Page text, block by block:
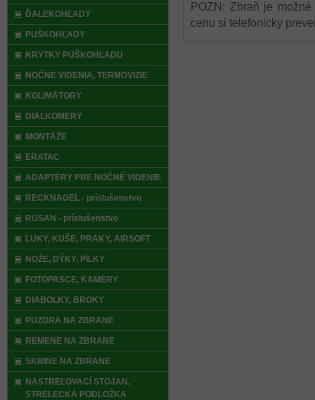
POZN: Zbraň je
cenu si telefonicky
ĎALEKOHĽADY
PUŠKOHĽADY
KRYTKY PUŠKOHĽADU
NOČNÉ VIDENIA, TERMOVÍZIE
KOLIMÁTORY
DIAĽKOMERY
MONTÁŽE
ERATAC
ADAPTÉRY PRE NOČNÉ VIDENIE
RECKNAGEL - príslušenstvo
RUSAN - príslušenstvo
LUKY, KUŠE, PRAKY, AIRSOFT
NOŽE, DÝKY, PÍLKY
FOTOPASCE, KAMERY
DIABOLKY, BROKY
PUZDRA NA ZBRANE
REMENE NA ZBRANE
SKRINE NA ZBRANE
NASTREĽOVACÍ STOJAN,
STRELECKÁ PODLOŽKA